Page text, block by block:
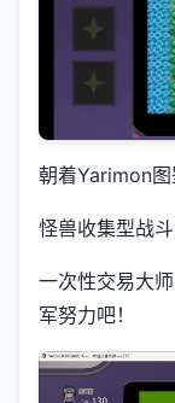
朝着Yarimon
怪兽收集型战
一次性交易大
军努力吧！